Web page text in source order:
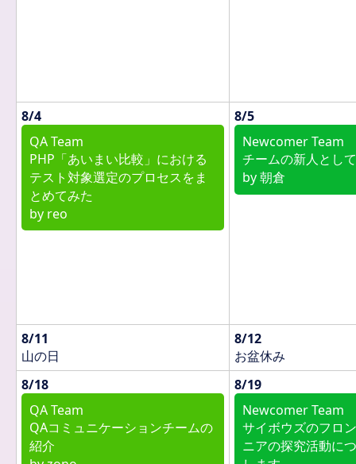
8/4
QA Team
PHP「あいまい比較」における
テスト対象選定のプロセスをま
とめてみた
by reo
8/5
Newcomer Team
チームの新人とし
by 朝倉
8/11
山の日
8/12
お盆休み
8/18
QA Team
QAコミュニケーションチームの
紹介
8/19
Newcomer Team
サイボウズのフロ
ニアの探究活動に